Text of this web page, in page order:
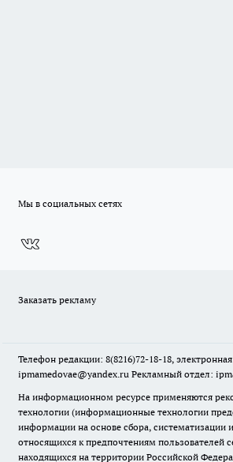
Мы в социальных сетях
Заказать рекламу
Телефон редакции: 8(8216)72-18-18,
ipmamedovae@yandex.ru Рекламный отдел:
На информационном ресурсе применяются
технологии (информационные технологии
информации на основе сбора, систематизации
относящихся к предпочтениям пользователей
находящихся на территории Российской